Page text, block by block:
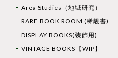
Area Studies（地域研究）
RARE BOOK ROOM (稀覯書)
DISPLAY BOOKS(装飾用)
VINTAGE BOOKS【WIP】